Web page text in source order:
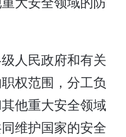
人民政府和有关
权范围，分工负
他重大安全领域
维护国家的安全